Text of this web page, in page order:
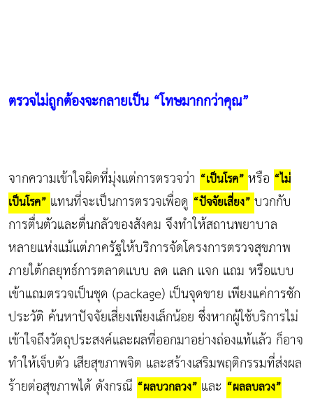
ตรวจไม่ถูกต้องจะกลายเป็น “โทษมากกว่าคุณ”
จากความเข้าใจผิดที่มุ่งแต่การตรวจว่า “เป็นโรค” หรือ “ไม่
เป็นโรค” แทนที่จะเป็นการตรวจเพื่อดู “ปัจจัยเสี่ยง” บวกกับ
การตื่นตัวและตื่นกลัวของสังคม จึงทำให้สถานพยาบาล
หลายแห่งแม้แต่ภาครัฐให้บริการจัดโครงการตรวจสุขภาพ
ภายใต้กลยุทธ์การตลาดแบบ ลด แลก แจก แถม หรือแบบ
เข้าแถมตรวจเป็นชุด (package) เป็นจุดขาย เพียงแค่การซัก
ประวัติ ค้นหาปัจจัยเสี่ยงเพียงเล็กน้อย ซึ่งหากผู้ใช้บริการไม่
เข้าใจถึงวัตถุประสงค์และผลที่ออกมาอย่างถ่องแท้แล้ว ก็อาจ
ทำให้เจ็บตัว เสียสุขภาพจิต และสร้างเสริมพฤติกรรมที่ส่งผล
ร้ายต่อสุขภาพได้ ดังกรณี “ผลบวกลวง” และ “ผลลบลวง”